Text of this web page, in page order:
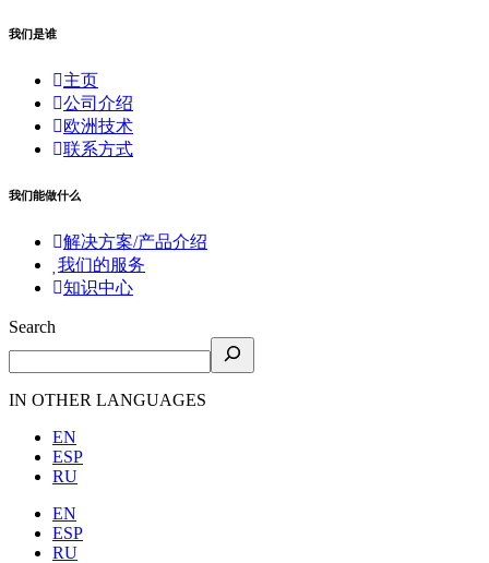
我们是谁
主页
公司介绍
欧洲技术
联系方式
我们能做什么
解决方案/产品介绍
我们的服务
知识中心
Search
IN OTHER LANGUAGES
EN
ESP
RU
EN
ESP
RU